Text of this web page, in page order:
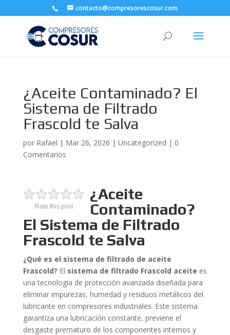
contacto@compresorescosur.com
¿Aceite Contaminado? El
Sistema de Filtrado
Frascold te Salva
por Rafael | Mar 26, 2026 | Uncategorized | 0
Comentarios
Rate this post
¿Aceite
Contaminado?
El Sistema de Filtrado
Frascold te Salva
¿Qué es el sistema de filtrado de aceite
Frascold? El sistema de filtrado Frascold aceite es
una tecnología de protección avanzada diseñada para
eliminar impurezas, humedad y residuos metálicos del
lubricante en compresores industriales. Este sistema
garantiza una lubricación constante, previene el
desgaste prematuro de los componentes internos y